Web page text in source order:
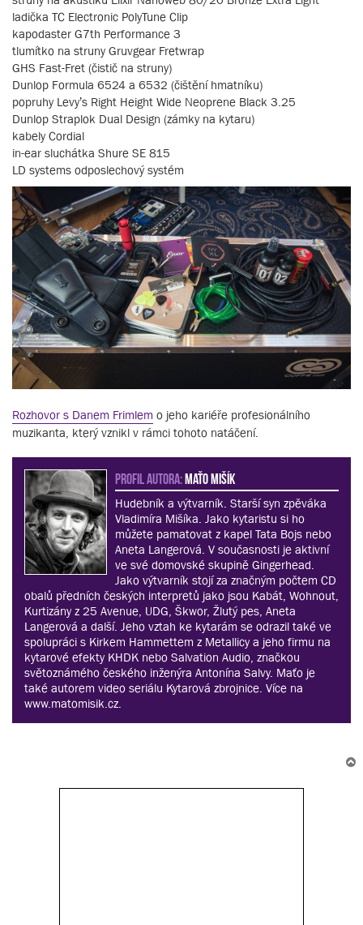
ladička TC Electronic PolyTune Clip
kapodaster G7th Performance 3
tlumítko na struny Gruvgear Fretwrap
GHS Fast-Fret (čistič na struny)
Dunlop Formula 6524 a 6532 (čištění hmatníku)
popruhy Levy’s Right Height Wide Neoprene Black 3.25
Dunlop Straplok Dual Design (zámky na kytaru)
kabely Cordial
in-ear sluchátka Shure SE 815
LD systems odposlechový systém
Rozhovor s Danem Frimlem o jeho kariéře profesionálního
muzikanta, který vznikl v rámci tohoto natáčení.
PROFIL AUTORA:Maťo Mišík
Hudebník a výtvarník. Starší syn zpěváka
Vladimíra Mišíka. Jako kytaristu si ho
můžete pamatovat z kapel Tata Bojs nebo
Aneta Langerová. V současnosti je aktivní
ve své domovské skupině Gingerhead.
Jako výtvarník stojí za značným počtem CD
obalů předních českých interpretů jako jsou Kabát, Wohnout,
Kurtizány z 25 Avenue, UDG, Škwor, Žlutý pes, Aneta
Langerová a další. Jeho vztah ke kytarám se odrazil také ve
spolupráci s Kirkem Hammettem z Metallicy a jeho firmu na
kytarové efekty KHDK nebo Salvation Audio, značkou
světoznámého českého inženýra Antonína Salvy. Maťo je
také autorem video seriálu Kytarová zbrojnice. Více na
www.matomisik.cz.